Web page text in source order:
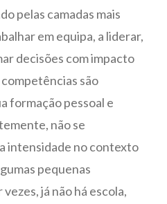
pelas camadas mais
em equipa, a liderar,
decisões com impacto
são
formação pessoal e
não se
intensidade no contexto
pequenas
já não há escola,